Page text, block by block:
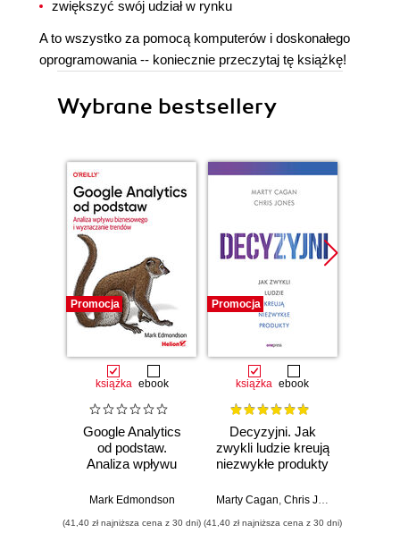
zwiększyć swój udział w rynku
A to wszystko za pomocą komputerów i doskonałego
oprogramowania -- koniecznie przeczytaj tę książkę!
Wybrane bestsellery
Promocja
książka ebook
Google Analytics
od podstaw.
Analiza wpływu
wyznaczanie
Mark Edmondson
(41,40 zł najniższa cena z 30 dni)
Promocja
książka ebook
Decyzyjni. Jak
zwykli ludzie kreują
niezwykłe produkty
Marty Cagan Chris Jones
(41,40 zł najniższa cena z 30 dni)